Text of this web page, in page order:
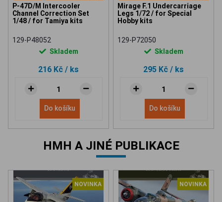
P-47D/M Intercooler
Channel Correction Set
1/48 / for Tamiya kits
129-P48052
Skladem
216 Kč / ks
Do košíku
Mirage F.1 Undercarriage
Legs 1/72 / for Special
Hobby kits
129-P72050
Skladem
295 Kč / ks
Do košíku
HMH A JINÉ PUBLIKACE
NOVINKA NOVINKA